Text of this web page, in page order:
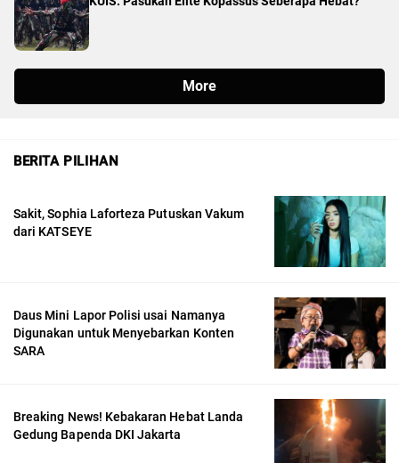
BERITA PILIHAN
Sakit, Sophia Laforteza Putuskan Vakum
dari KATSEYE
Daus Mini Lapor Polisi usai Namanya
Digunakan untuk Menyebarkan Konten
SARA
Breaking News! Kebakaran Hebat Landa
Gedung Bapenda DKI Jakarta